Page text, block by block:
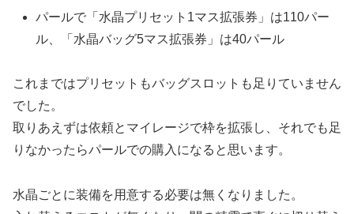
パールで「水晶プリセット1マス拡張券」は110パー
ル、「水晶バッグ5マス拡張券」は40パール
これまではプリセットもバッグスロットも足りていません
でした。
取りあえずは依頼とマイレージで枠を拡張し、それでも足
りなかったらパールでの購入になると思います。
水晶ごとに装備を用意する必要は無くなりました。